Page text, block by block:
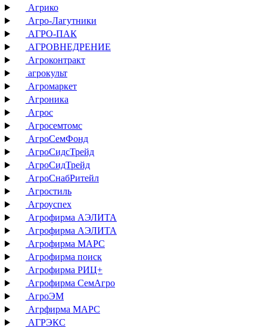
Агрико
Агро-Лагутники
АГРО-ПАК
АГРОВНЕДРЕНИЕ
Агроконтракт
агрокульт
Агромаркет
Агроника
Агрос
Агросемтомс
АгроСемФонд
АгроСидсТрейд
АгроСидТрейд
АгроСнабРитейл
Агростиль
Агроуспех
Агрофирма АЭЛИТА
Агрофирма АЭЛИТА
Агрофирма МАРС
Агрофирма поиск
Агрофирма РИЦ+
Агрофирма СемАгро
АгроЭМ
Агрфирма МАРС
АГРЭКС